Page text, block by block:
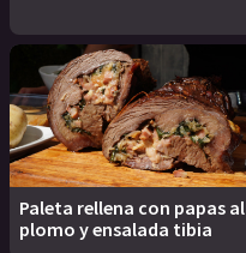
Paleta rellena con papas al
plomo y ensalada tibia